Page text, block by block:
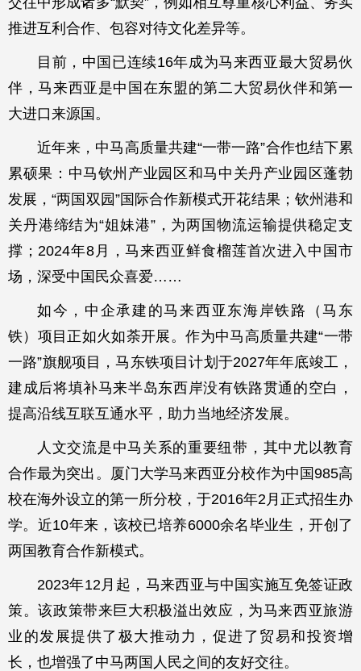
推进互利合作、包容对待文化差异等。
目前，中国已连续16年成为马来西亚最大贸易伙
伴，马来西亚是中国在东盟的第二大贸易伙伴和第一
大进口来源国。
近年来，中马高质量共建“一带一路”合作也结下累
累硕果：中马钦州产业园区和马中关丹产业园区蓬勃
发展，“两国双园”国际合作新模式开花结果；钦州港和
关丹港缔结为“姐妹港”，为两国物流运输提供稳定支
撑；2024年8月，马来西亚鲜食榴莲首次进入中国市
场，深受中国民众喜爱……
如今，中企承建的马来西亚东海岸铁路（马东
铁）项目正如火如荼开展。作为中马高质量共建“一带
一路”旗舰项目，马东铁项目计划于2027年年底竣工，
建成后将填补马来半岛东西岸没有铁路贯通的空白，
提高沿线互联互通水平，助力当地经济发展。
人文交流是中马关系的重要纽带，其中尤以教育
合作最为突出。厦门大学马来西亚分校作为中国985高
校在海外设立的第一所分校，于2016年2月正式招生办
学。近10年来，该校已培养6000余名毕业生，开创了
两国教育合作新模式。
2023年12月起，马来西亚与中国实施互免签证政
策。该政策带来巨大积极溢出效应，为马来西亚旅游
业的发展提供了极大推动力，促进了贸易和投资增
长，也增强了中马两国人民之间的友好交往。